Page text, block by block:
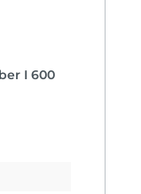
I 600